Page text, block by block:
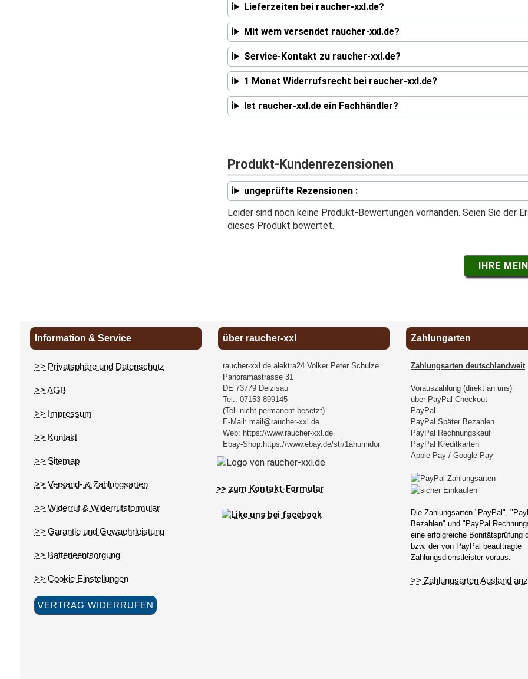
Lieferzeiten bei raucher-xxl.de?
Mit wem versendet raucher-xxl.de?
Service-Kontakt zu raucher-xxl.de?
1 Monat Widerrufsrecht bei raucher-xxl.de?
Ist raucher-xxl.de ein Fachhändler?
Produkt-Kundenrezensionen
ungeprüfte Rezensionen :
Leider sind noch keine Produkt-Bewertungen vorhanden. Seien Sie der
dieses Produkt bewertet.
IHRE
Information & Service
>> Privatsphäre und Datenschutz
>> AGB
>> Impressum
>> Kontakt
>> Sitemap
>> Versand- & Zahlungsarten
>> Widerruf & Widerrufsformular
>> Garantie und Gewaehrleistung
>> Batterieentsorgung
>> Cookie Einstellungen
VERTRAG WIDERRUFEN
über raucher-xxl
raucher-xxl.de alektra24 Volker Peter Schulze
Panoramastrasse 31
DE 73779 Deizisau
Tel.: 07153 899145
(Tel. nicht permanent besetzt)
E-Mail: mail@raucher-xxl.de
Web: https://www.raucher-xxl.de
Ebay-Shop: https://www.ebay.de/str/1ahumidor
>> zum Kontakt-Formular
Zahlungarten
Zahlungsarten deutschlandweit
Vorauszahlung (direkt an uns)
über PayPal-Checkout
PayPal
PayPal Später Bezahlen
PayPal Rechnungskauf
PayPal Kreditkarten
Apple Pay / Google Pay
Die Zahlungsarten "PayPal",
Bezahlen" und "PayPal
eine erfolgreiche Bonitätsprüfung
bzw. der von PayPal beauftragte
Zahlungsdienstleister voraus.
>> Zahlungsarten Ausland